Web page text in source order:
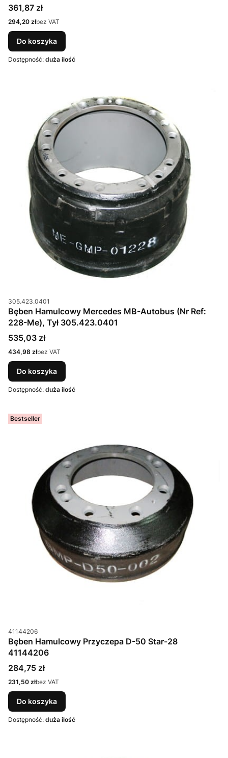
Cena
361,87 zł
Cena
294,20 złbez VAT
Do koszyka
Dostępność: duża ilość
Kod produktu
305.423.0401
Bęben Hamulcowy Mercedes MB-Autobus (Nr Ref:
228-Me), Tył 305.423.0401
Cena
535,03 zł
Cena
434,98 złbez VAT
Do koszyka
Dostępność: duża ilość
Bestseller
Kod produktu
41144206
Bęben Hamulcowy Przyczepa D-50 Star-28
41144206
Cena
284,75 zł
Cena
231,50 złbez VAT
Do koszyka
Dostępność: duża ilość